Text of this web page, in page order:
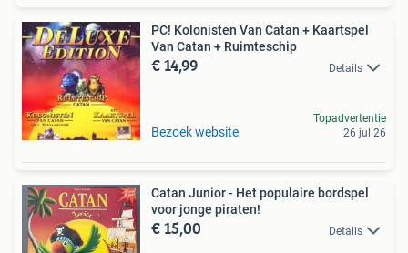
PC! Kolonisten Van Catan + Kaartspel
Van Catan + Ruimteschip
€ 14,99 Details
Bezoek website
Topadvertentie
26 jul 26
Catan Junior - Het populaire bordspel
voor jonge piraten!
€ 15,00 Details